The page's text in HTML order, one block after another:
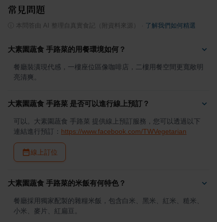
常見問題
本問答由 AI 整理自真實食記（附資料來源） 了解我們如何精選
大素園蔬食 手路菜的用餐環境如何？
餐廳裝潢現代感，一樓座位區像咖啡店，二樓用餐空間更寬敞明
亮清爽。
大素園蔬食 手路菜 是否可以進行線上預訂？
可以。大素園蔬食 手路菜 提供線上預訂服務，您可以透過以下
連結進行預訂： https://www.facebook.com/TWVegetarian
線上訂位
大素園蔬食 手路菜的米飯有何特色？
餐廳採用獨家配製的雜糧米飯，包含白米、黑米、紅米、糙米、
小米、麥片、紅扁豆。